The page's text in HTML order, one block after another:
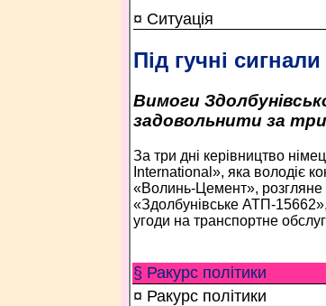
¤ Ситуація
Під гучні
Вимоги
задовольнити за три
За три дні керівництво
International», яка володіє
«Волинь-Цемент», розгляне
«Здолбунівське АТП-
угоди на транспортне
§ Ракурс політики
¤ Ракурс політики